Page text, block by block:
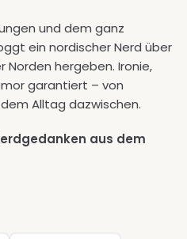
und dem ganz
ein nordischer Nerd über
Norden hergeben. Ironie,
garantiert – von
Alltag dazwischen.
aus dem